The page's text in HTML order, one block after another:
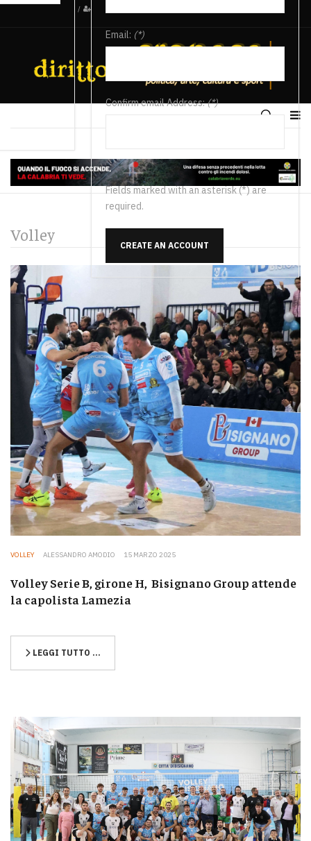
/
Email: (*)
Confirm email Address:(*)
Fields marked with an asterisk (*) are
required.
CREATE AN ACCOUNT
Volley
VOLLEY ALESSANDRO AMODIO 15 MARZO 2025
Volley Serie B, girone H, Bisignano Group attende
la capolista Lamezia
LEGGI TUTTO …